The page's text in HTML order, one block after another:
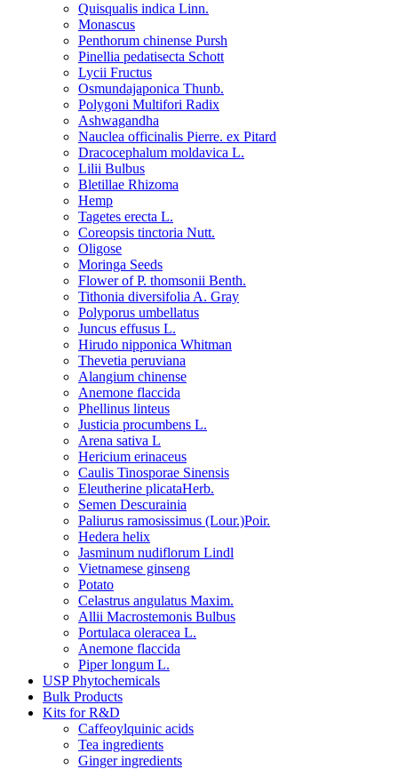
Quisqualis indica Linn.
Monascus
Penthorum chinense Pursh
Pinellia pedatisecta Schott
Lycii Fructus
Osmundajaponica Thunb.
Polygoni Multifori Radix
Ashwagandha
Nauclea officinalis Pierre. ex Pitard
Dracocephalum moldavica L.
Lilii Bulbus
Bletillae Rhizoma
Hemp
Tagetes erecta L.
Coreopsis tinctoria Nutt.
Oligose
Moringa Seeds
Flower of P. thomsonii Benth.
Tithonia diversifolia A. Gray
Polyporus umbellatus
Juncus effusus L.
Hirudo nipponica Whitman
Thevetia peruviana
Alangium chinense
Anemone flaccida
Phellinus linteus
Justicia procumbens L.
Arena sativa L
Hericium erinaceus
Caulis Tinosporae Sinensis
Eleutherine plicataHerb.
Semen Descurainia
Paliurus ramosissimus (Lour.)Poir.
Hedera helix
Jasminum nudiflorum Lindl
Vietnamese ginseng
Potato
Celastrus angulatus Maxim.
Allii Macrostemonis Bulbus
Portulaca oleracea L.
Anemone flaccida
Piper longum L.
USP Phytochemicals
Bulk Products
Kits for R&D
Caffeoylquinic acids
Tea ingredients
Ginger ingredients